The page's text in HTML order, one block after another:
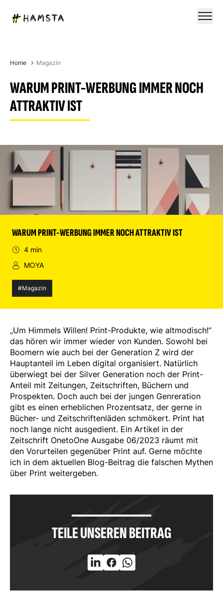
Home Magazin
WARUM PRINT-WERBUNG IMMER NOCH
ATTRAKTIV IST
WARUM PRINT-WERBUNG IMMER NOCH ATTRAKTIV IST
4 min
MOYA
#Magazin
„Um Himmels Willen! Print-Produkte, wie altmodisch!“
das hören wir immer wieder von Kunden. Sowohl bei
Boomern wie auch bei der Generation Z wird der
Hauptanteil im Leben digital organisiert. Natürlich
überwiegt bei der Silver Generation noch der Print-
Anteil mit Zeitungen, Zeitschriften, Büchern und
Prospekten. Doch auch bei der jungen Genreration
gibt es einen erheblichen Prozentsatz, der gerne in
Bücher- und Zeitschriftenläden schmökert. Print hat
noch lange nicht ausgedient. Ein Artikel in der
Zeitschrift OnetoOne Ausgabe 06/2023 räumt mit
den Vorurteilen gegenüber Print auf. Gerne möchte
ich in dem aktuellen Blog-Beitrag die falschen Mythen
über Print weitergeben.
TEILE UNSEREN BEITRAG